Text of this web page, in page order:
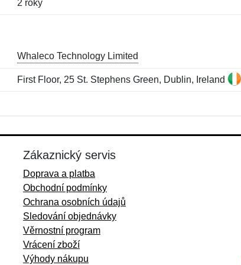
2 roky
Whaleco Technology Limited
First Floor, 25 St. Stephens Green, Dublin, Ireland
Zákaznický servis
Doprava a platba
Obchodní podmínky
Ochrana osobních údajů
Sledování objednávky
Věrnostní program
Vrácení zboží
Výhody nákupu